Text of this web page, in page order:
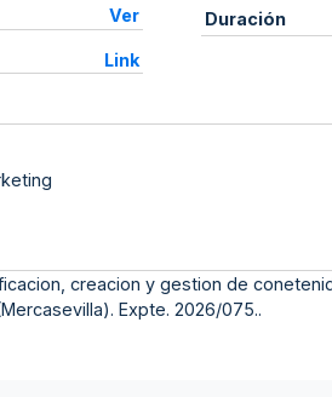
Ver
Link
Duración
creacion y gestion de
Expte. 2026/075..